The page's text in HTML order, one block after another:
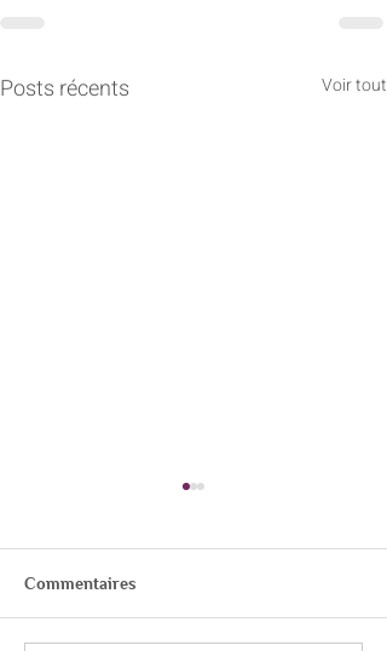
Posts récents Voir tout
Commentaires